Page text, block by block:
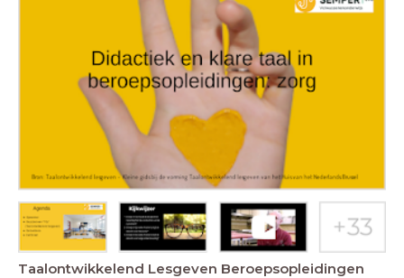
Taalontwikkelend Lesgeven Beroepsopleidingen